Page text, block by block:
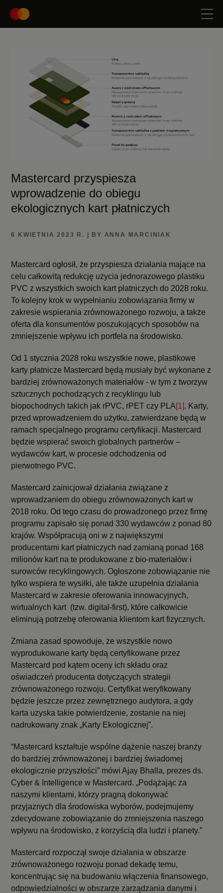
Mastercard przyspiesza
wprowadzenie do obiegu
ekologicznych kart płatniczych
6 KWIETNIA 2023 R. | BY ANNA MARCINIAK
Mastercard ogłosił, że przyspiesza działania mające na
celu całkowitą redukcję użycia jednorazowego plastiku
PVC z wszystkich swoich kart płatniczych do 2028 roku.
To kolejny krok w wypełnianiu zobowiązania firmy w
zakresie wspierania zrównoważonego rozwoju, a także
oferta dla konsumentów poszukujących sposobów na
zmniejszenie wpływu ich portfela na środowisko.
Od 1 stycznia 2028 roku wszystkie nowe, plastikowe
karty płatnicze Mastercard będą musiały być wykonane z
bardziej zrównoważonych materiałów - w tym z tworzyw
sztucznych pochodzących z recyklingu lub
biopochodnych takich jak rPVC, rPET czy PLA[1]. Karty,
przed wprowadzeniem do użytku, zatwierdzane będą w
ramach specjalnego programu certyfikacji. Mastercard
będzie wspierać swoich globalnych partnerów –
wydawców kart, w procesie odchodzenia od
pierwotnego PVC.
Mastercard zainicjował działania związane z
wprowadzaniem do obiegu zrównoważonych kart w
2018 roku. Od tego czasu do prowadzonego przez firmę
programu zapisało się ponad 330 wydawców z ponad 80
krajów. Współpracują oni w z największymi
producentami kart płatniczych nad zamianą ponad 168
milionów kart na te produkowane z bio-materiałów i
surowców recyklingowych. Ogłoszone zobowiązanie nie
tylko wspiera te wysiłki, ale także uzupełnia działania
Mastercard w zakresie oferowania innowacyjnych,
wirtualnych kart (tzw. digital-first), które całkowicie
eliminują potrzebę oferowania klientom kart fizycznych.
Zmiana zasad spowoduje, że wszystkie nowo
wyprodukowane karty będą certyfikowane przez
Mastercard pod kątem oceny ich składu oraz
oświadczeń producenta dotyczących strategii
zrównoważonego rozwoju. Certyfikat weryfikowany
będzie jeszcze przez zewnętrznego audytora, a gdy
karta uzyska takie potwierdzenie, zostanie na niej
nadrukowany znak „Karty Ekologicznej”.
“Mastercard kształtuje wspólne dążenie naszej branży
do bardziej zrównoważonej i bardziej świadomej
ekologicznie przyszłości” mówi Ajay Bhalla, prezes ds.
Cyber & Intelligence w Mastercard. „Podążając za
naszymi klientami, którzy pragną dokonywać
przyjaznych dla środowiska wyborów, podejmujemy
zdecydowane zobowiązanie do zmniejszenia naszego
wpływu na środowisko, z korzyścią dla ludzi i planety.”
Mastercard rozpoczął swoje działania w obszarze
zrównoważonego rozwoju ponad dekadę temu,
koncentrując się na budowaniu włączenia finansowego,
odpowiedzialności w obszarze zarządzania danymi i